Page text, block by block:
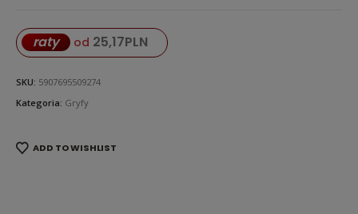
raty od 25,17PLN
SKU: 5907695509274
Kategoria: Gryfy
ADD TO WISHLIST